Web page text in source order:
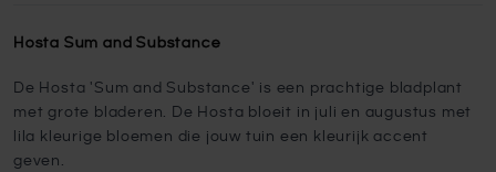
Hosta Sum and Substance
De Hosta 'Sum and Substance' is een prachtige bladplant
met grote bladeren. De Hosta bloeit in juli en augustus met
lila kleurige bloemen die jouw tuin een kleurijk accent
geven.